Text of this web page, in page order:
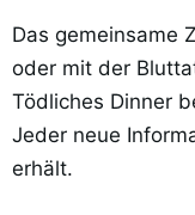
Das gemeinsame
oder mit der
Tödliches Dinner
Jeder neue
erhält.